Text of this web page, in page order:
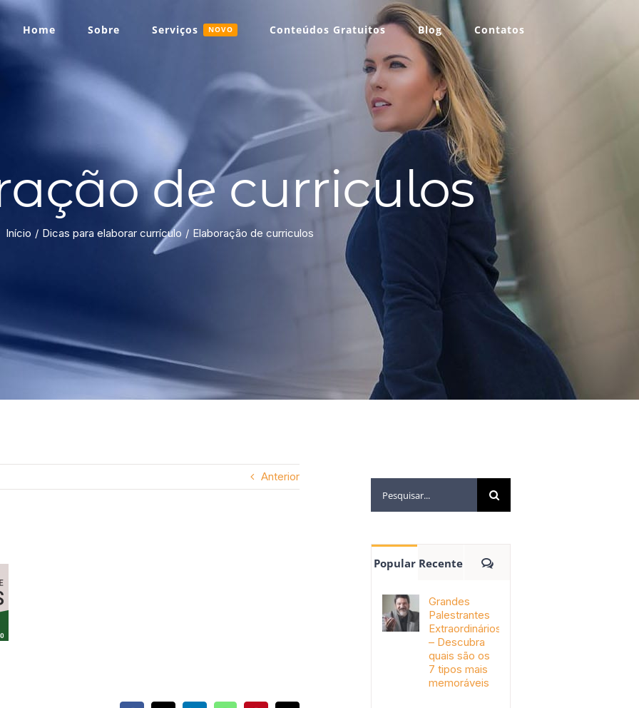
Home Sobre Serviços NOVO Conteúdos Gratuitos Blog Contatos
de curriculos
Início Dicas para elaborar currículo Elaboração de curriculos
Anterior
Popular Recente
Grandes
Palestrantes
Extraordinários
– Descubra
quais são os
7 tipos mais
memoráveis